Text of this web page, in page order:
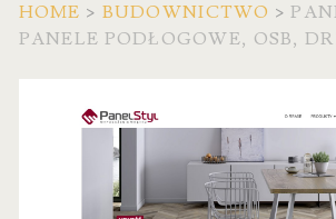
HOME > BUDOWNICTWO >
PANELE PODŁOGOWE, OSB,